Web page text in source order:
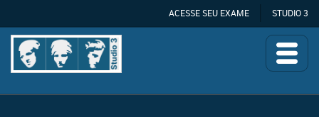
ACESSE SEU EXAME STUDIO 3